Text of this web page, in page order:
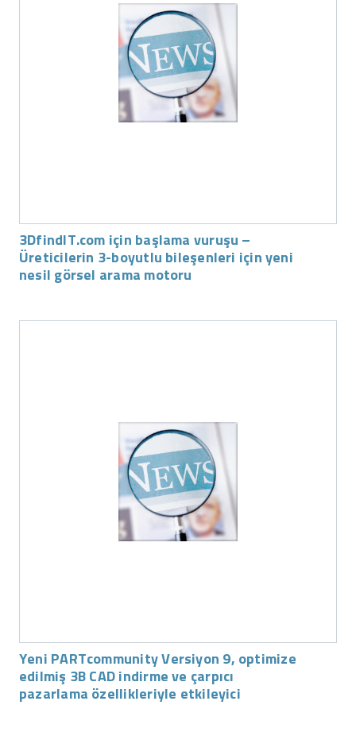
3DfindIT.com için başlama vuruşu –
Üreticilerin 3-boyutlu bileşenleri için yeni
nesil görsel arama motoru
Yeni PARTcommunity Versiyon 9, optimize
edilmiş 3B CAD indirme ve çarpıcı
pazarlama özellikleriyle etkileyici